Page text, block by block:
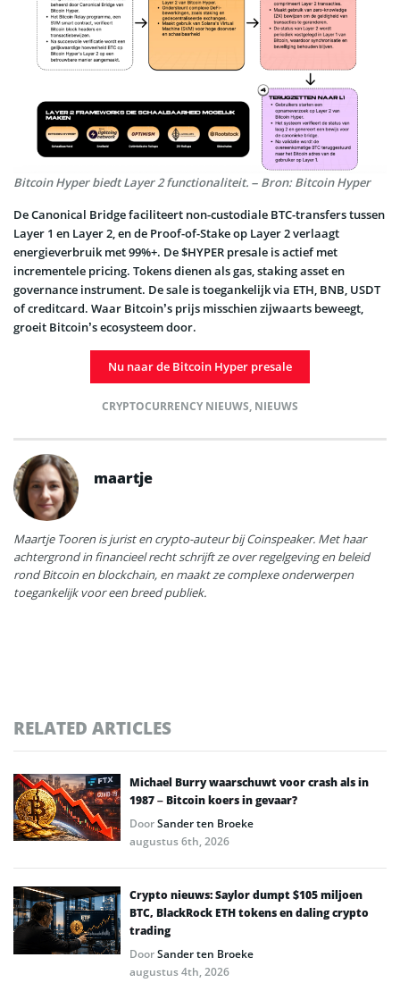
Bitcoin Hyper biedt Layer 2 functionaliteit. – Bron: Bitcoin Hyper
De Canonical Bridge faciliteert non-custodiale BTC-transfers tussen
Layer 1 en Layer 2, en de Proof-of-Stake op Layer 2 verlaagt
energieverbruik met 99%+. De $HYPER presale is actief met
incrementele pricing. Tokens dienen als gas, staking asset en
governance instrument. De sale is toegankelijk via ETH, BNB, USDT
of creditcard. Waar Bitcoin’s prijs misschien zijwaarts beweegt,
groeit Bitcoin’s ecosysteem door.
Nu naar de Bitcoin Hyper presale
CRYPTOCURRENCY NIEUWS, NIEUWS
maartje
Maartje Tooren is jurist en crypto-auteur bij Coinspeaker. Met haar
achtergrond in financieel recht schrijft ze over regelgeving en beleid
rond Bitcoin en blockchain, en maakt ze complexe onderwerpen
toegankelijk voor een breed publiek.
RELATED ARTICLES
Michael Burry waarschuwt voor crash als in
1987 – Bitcoin koers in gevaar?
DoorSander ten Broeke
augustus 6th, 2026
Crypto nieuws: Saylor dumpt $105 miljoen
BTC, BlackRock ETH tokens en daling crypto
trading
DoorSander ten Broeke
augustus 4th, 2026